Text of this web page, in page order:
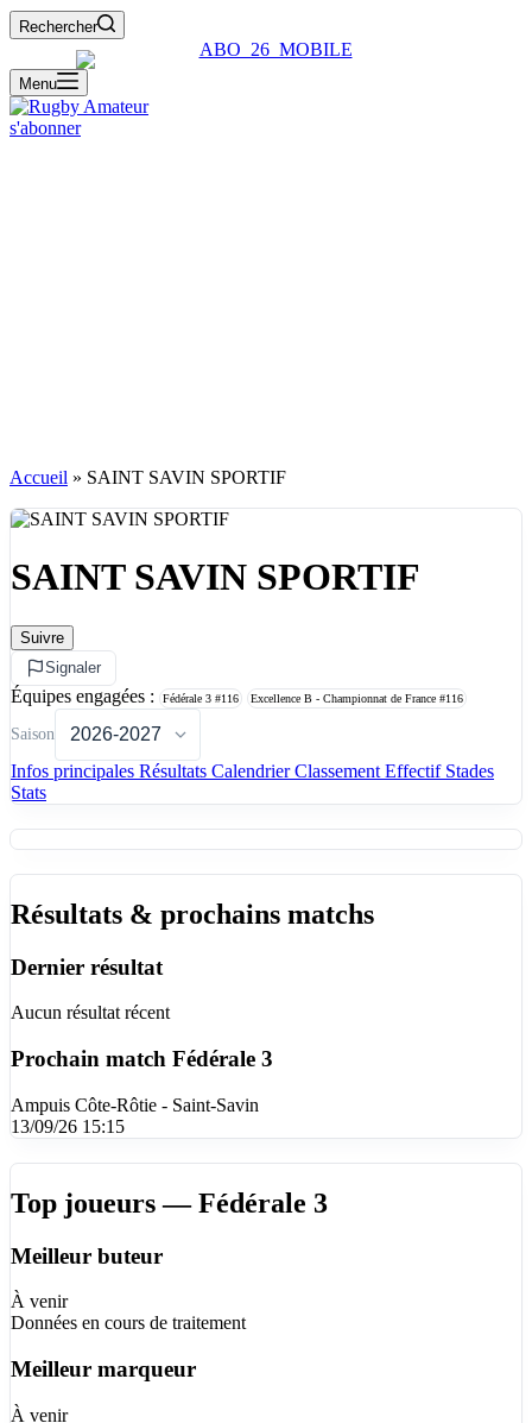
Rechercher
Menu
s'abonner
Accueil » SAINT SAVIN SPORTIF
SAINT SAVIN SPORTIF
Suivre
Signaler
Équipes engagées : Fédérale 3 #116 Excellence B - Championnat de France #116
Saison
Infos principales Résultats CalendrierClassement Effectif Stades
Stats
Résultats & prochains matchs
Dernier résultat
Aucun résultat récent
Prochain match Fédérale 3
Ampuis Côte-Rôtie - Saint-Savin
13/09/26 15:15
Top joueurs — Fédérale 3
Meilleur buteur
À venir
Données en cours de traitement
Meilleur marqueur
À venir